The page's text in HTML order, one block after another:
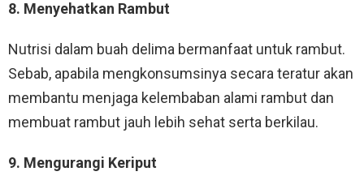
8. Menyehatkan Rambut
Nutrisi dalam buah delima bermanfaat untuk rambut.
Sebab, apabila mengkonsumsinya secara teratur akan
membantu menjaga kelembaban alami rambut dan
membuat rambut jauh lebih sehat serta berkilau.
9. Mengurangi Keriput